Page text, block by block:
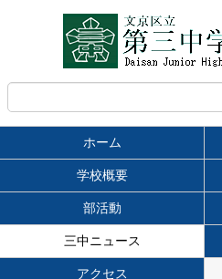
ホーム
学校概要
部活動
三中ニュース
アクセス